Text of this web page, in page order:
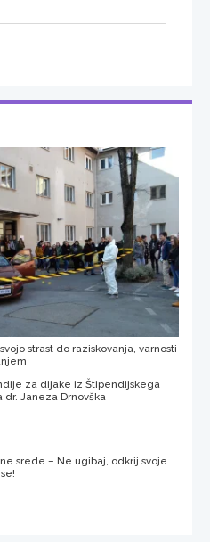
strast do raziskovanja, varnosti
za dijake iz Štipendijskega
dr. Janeza Drnovška
srede – Ne ugibaj, odkrij svoje